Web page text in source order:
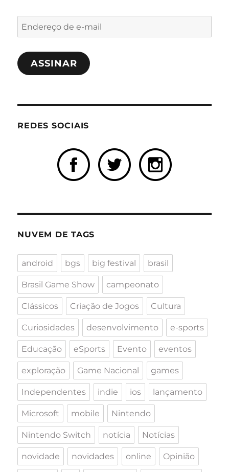
Endereço
de
e-
mailASSINAR
REDES SOCIAIS
NUVEM DE TAGS
android bgs big festival brasil
Brasil Game Show campeonato
Clássicos Criação de Jogos Cultura
Curiosidades desenvolvimento e-sports
Educação eSports Evento eventos
exploração Game Nacional games
Independentes indie ios lançamento
Microsoft mobile Nintendo
Nintendo Switch notícia Notícias
novidade novidades online Opinião